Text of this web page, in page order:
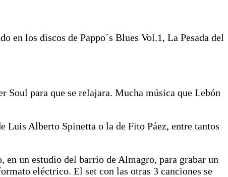
en los discos de Pappo´s Blues Vol.1, La Pesada del
para que se relajara. Mucha música que Lebón
Luis Alberto Spinetta o la de Fito Páez, entre tantos
en un estudio del barrio de Almagro, para grabar un
eléctrico. El set con las otras 3 canciones se